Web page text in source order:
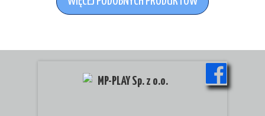
MP-PLAY Sp. z o.o.